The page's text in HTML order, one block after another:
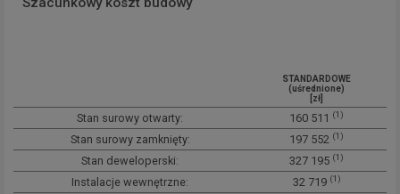
STANDARDOWE
(uśrednione)
[zł]
Stan surowy otwarty: 160 511 (1)
Stan surowy zamknięty: 197 552 (1)
Stan deweloperski: 327 195 (1)
Instalacje wewnętrzne: 32 719 (1)